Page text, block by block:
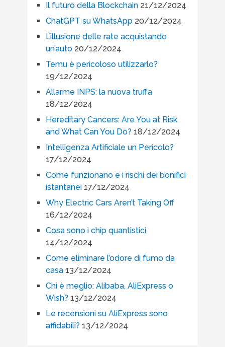
Il futuro della Blockchain 21/12/2024
ChatGPT su WhatsApp 20/12/2024
L’illusione delle rate acquistando
un’auto 20/12/2024
Temu è pericoloso utilizzarlo?
19/12/2024
Allarme INPS: la nuova truffa
18/12/2024
Hereditary Cancers: Are You at Risk
and What Can You Do? 18/12/2024
Intelligenza Artificiale un Pericolo?
17/12/2024
Come funzionano e i rischi dei bonifici
istantanei 17/12/2024
Why Electric Cars Aren’t Taking Off
16/12/2024
Cosa sono i chip quantistici
14/12/2024
Come eliminare l’odore di fumo da
casa 13/12/2024
Chi è meglio: Alibaba, AliExpress o
Wish? 13/12/2024
Le recensioni su AliExpress sono
affidabili? 13/12/2024